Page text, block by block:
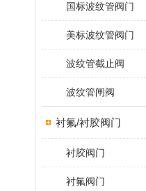
国标波纹管阀门
美标波纹管阀门
波纹管截止阀
波纹管闸阀
衬氟/衬胶阀门
衬胶阀门
衬氟阀门